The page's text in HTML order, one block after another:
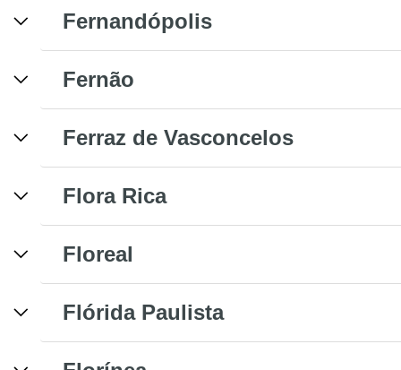
Fernandópolis
Fernão
Ferraz de Vasconcelos
Flora Rica
Floreal
Flórida Paulista